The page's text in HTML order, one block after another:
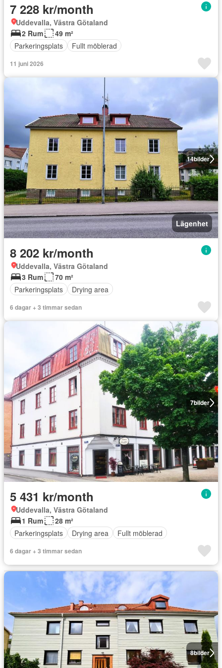
7 228 kr/month
Uddevalla, Västra Götaland
2 Rum
49 m²
Parkeringsplats
Fullt möblerad
11 juni 2026
14bilder
Lägenhet
8 202 kr/month
Uddevalla, Västra Götaland
3 Rum
70 m²
Parkeringsplats
Drying area
6 dagar + 3 timmar sedan
7bilder
5 431 kr/month
Uddevalla, Västra Götaland
1 Rum
28 m²
Parkeringsplats
Drying area Fullt möblerad
6 dagar + 3 timmar sedan
8bilder